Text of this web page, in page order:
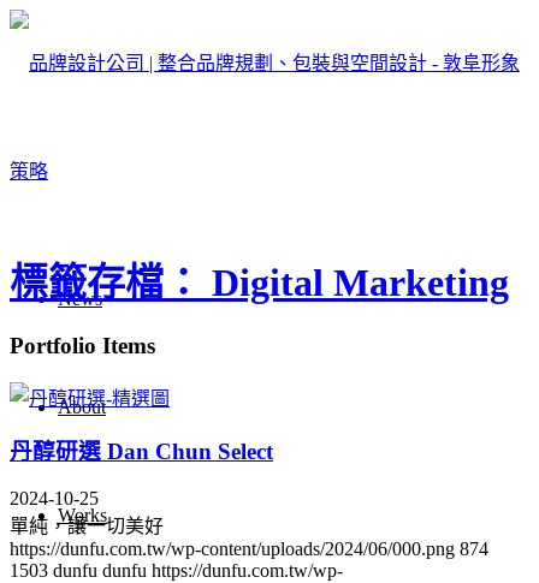
News
About
Works
標籤存檔： Digital Marketing
Portfolio Items
丹醇研選 Dan Chun Select
2024-10-25
單純，讓一切美好
https://dunfu.com.tw/wp-content/uploads/2024/06/000.png 874
1503 dunfu dunfu https://dunfu.com.tw/wp-